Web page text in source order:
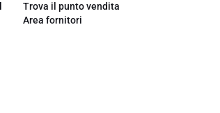
Trova il punto vendita
Area fornitori